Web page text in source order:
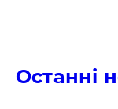
Останні